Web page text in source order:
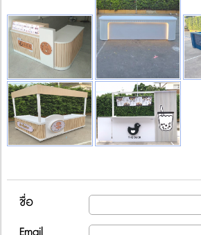
ชื่อ